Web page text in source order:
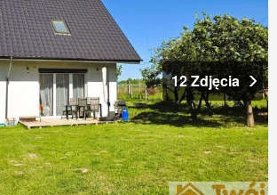
12 Zdjęcia